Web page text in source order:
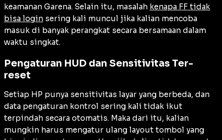
keamanan Garena. Selain itu, masalah kenapa FF tidak
bisa login sering kali muncul jika kalian mencoba
masuk di banyak perangkat secara bersamaan dalam
waktu singkat.
Pengaturan HUD dan Sensitivitas Ter-
reset
Setiap HP punya sensitivitas layar yang berbeda, dan
data pengaturan kontrol sering kali tidak ikut
terpindah secara otomatis. Maka dari itu, kalian
mungkin harus mengatur ulang layout tombol yang